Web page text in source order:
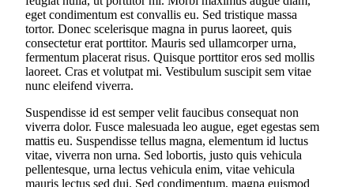
eget condimentum est convallis eu. Sed tristique massa
tortor. Donec scelerisque magna in purus laoreet, quis
consectetur erat porttitor. Mauris sed ullamcorper urna,
fermentum placerat risus. Quisque porttitor eros sed mollis
laoreet. Cras et volutpat mi. Vestibulum suscipit sem vitae
nunc eleifend viverra.
Suspendisse id est semper velit faucibus consequat non
viverra dolor. Fusce malesuada leo augue, eget egestas sem
mattis eu. Suspendisse tellus magna, elementum id luctus
vitae, viverra non urna. Sed lobortis, justo quis vehicula
pellentesque, urna lectus vehicula enim, vitae vehicula
mauris lectus sed dui. Sed condimentum, magna euismod